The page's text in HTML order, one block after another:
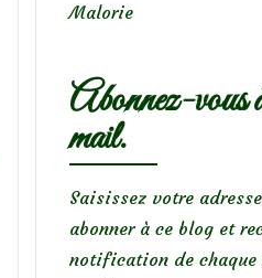
Malorie
Abonnez-vous
mail.
Saisissez votre
abonner à ce blog et
notification de